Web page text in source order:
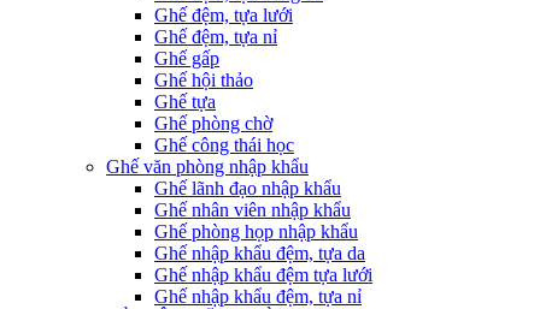
Ghế đệm, tựa lưới
Ghế đệm, tựa nỉ
Ghế gấp
Ghế hội thảo
Ghế tựa
Ghế phòng chờ
Ghế công thái học
Ghế văn phòng nhập khẩu
Ghế lãnh đạo nhập khẩu
Ghế nhân viên nhập khẩu
Ghế phòng họp nhập khẩu
Ghế nhập khẩu đệm, tựa da
Ghế nhập khẩu đệm tựa lưới
Ghế nhập khẩu đệm, tựa nỉ